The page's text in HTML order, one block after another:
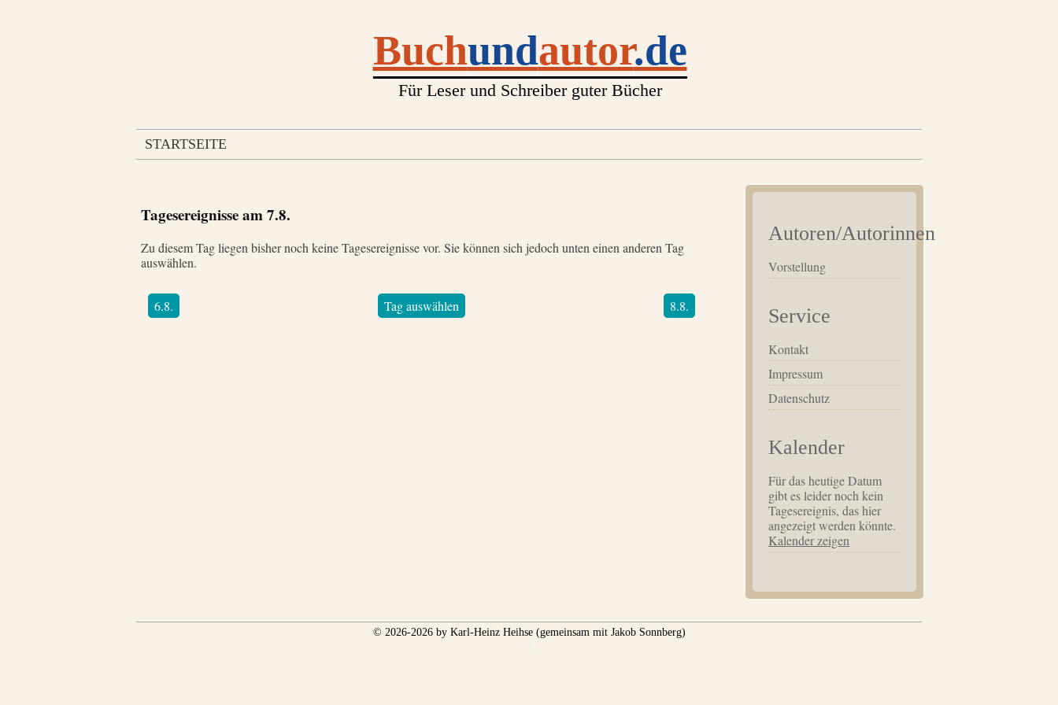
Buchundautor.de
Für Leser und Schreiber guter Bücher
STARTSEITE
Tagesereignisse am7.8.
Zu diesem Tag liegen bisher noch keine Tagesereignisse vor. Sie können sich jedoch unten einen anderen Tag
auswählen.
6.8. Tag auswählen 8.8.
Autoren/Autorinnen
Vorstellung
Service
Kontakt
Impressum
Datenschutz
Kalender
Für das heutige Datum
gibt es leider noch kein
Tagesereignis, das hier
angezeigt werden könnte.
Kalender zeigen
© 2026-2026 by Karl-Heinz Heihse (gemeinsam mit Jakob Sonnberg)